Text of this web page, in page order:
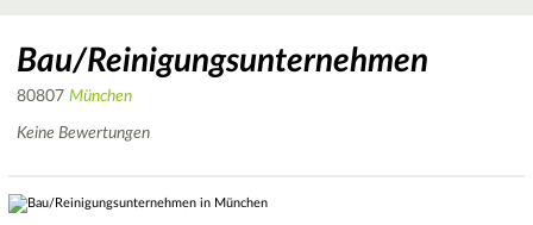
Bau/Reinigungsunternehmen
80807 München
Keine Bewertungen